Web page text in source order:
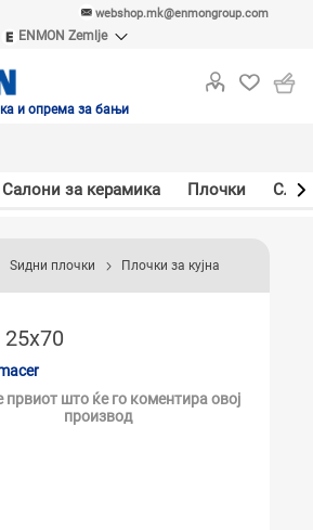
webshop.mk@enmongroup.com
ENMON Zemlje
ENMON MKD
и опрема за бањи
Салони за керамика Плочки
Ѕидни плочки Плочки за кујна
првиот што ќе го коментира овој
производ